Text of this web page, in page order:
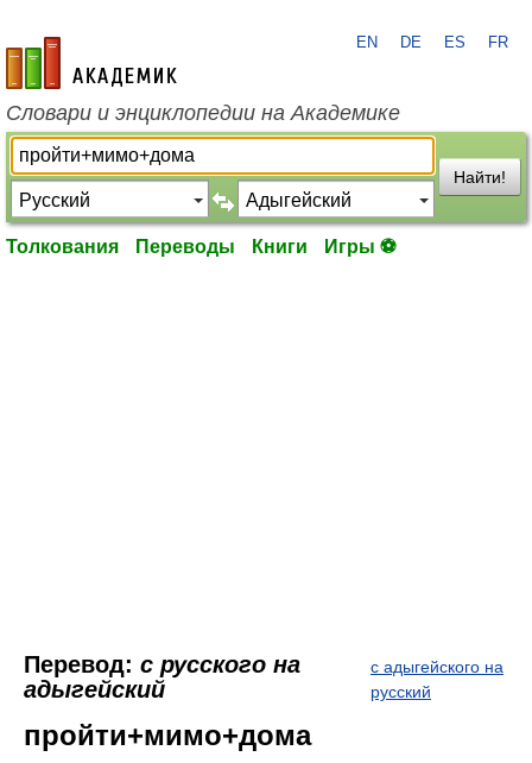
academic.ru
EN DE ES FR
Словари и энциклопедии на Академике
Найти!
Толкования Переводы Книги Игры ⚽
Перевод: с русского на
адыгейский
с адыгейского на
русский
пройти+мимо+дома